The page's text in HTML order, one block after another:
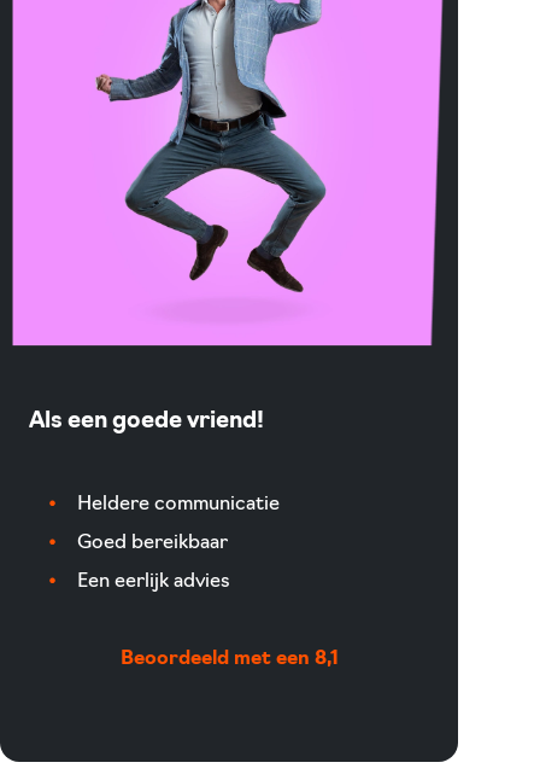
Als een goede vriend!
Heldere communicatie
Goed bereikbaar
Een eerlijk advies
Beoordeeld met een 8,1